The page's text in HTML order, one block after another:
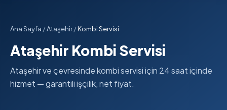
Ana Sayfa /Ataşehir/Kombi Servisi
Ataşehir Kombi Servisi
Ataşehir ve çevresinde kombi servisi için 24 saat içinde
hizmet — garantili işçilik, net fiyat.